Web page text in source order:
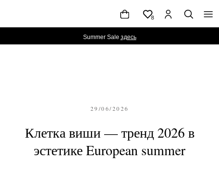
Summer Sale здесь
29/06/2026
Клетка виши — тренд 2026 в
эстетике European summer